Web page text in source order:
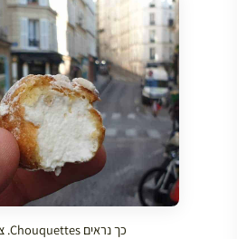
כך נראים Chouquettes. צילום: רן ורדי